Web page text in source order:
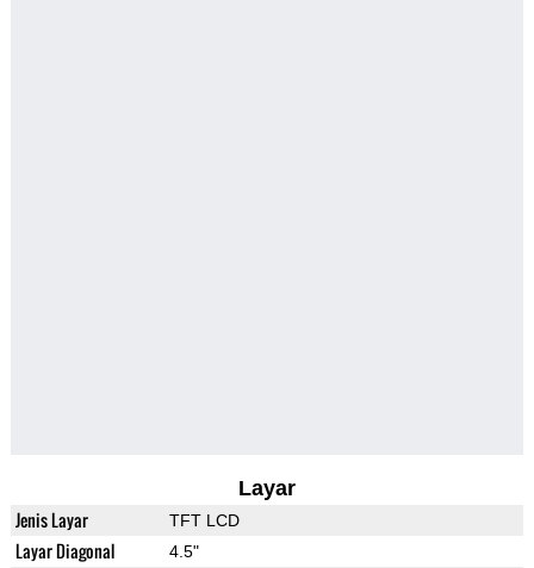
Layar
Jenis Layar TFT LCD
Layar Diagonal 4.5"